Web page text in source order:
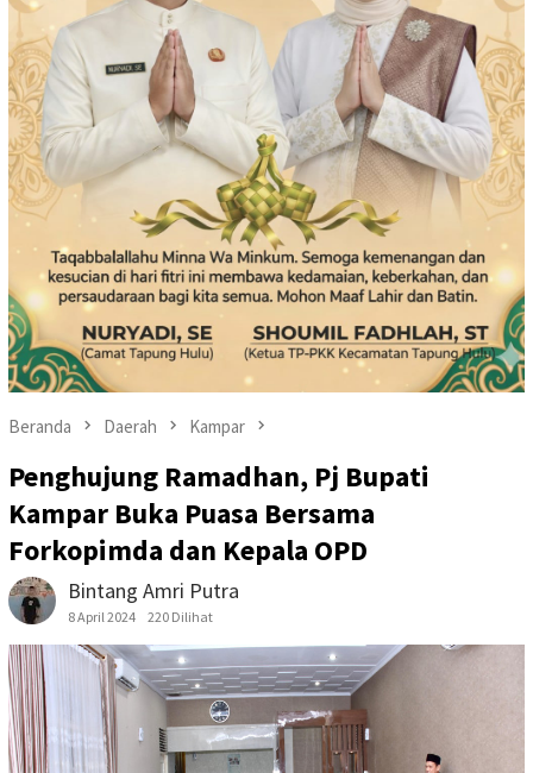
Beranda Daerah Kampar
Penghujung Ramadhan, Pj Bupati
Kampar Buka Puasa Bersama
Forkopimda dan Kepala OPD
Bintang Amri Putra
8 April 2024 220 Dilihat